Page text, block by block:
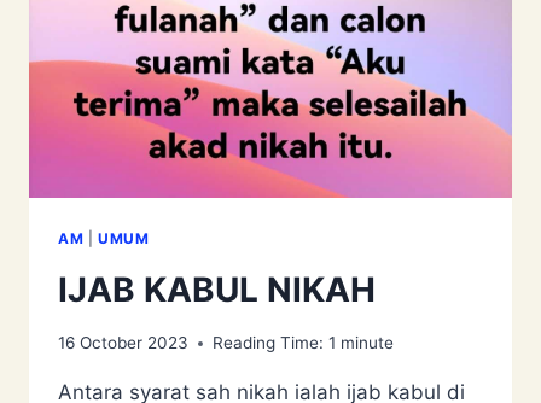
AM UMUM
IJAB KABUL NIKAH
16 October 2023 Reading Time: 1 minute
Antara syarat sah nikah ialah ijab kabul di